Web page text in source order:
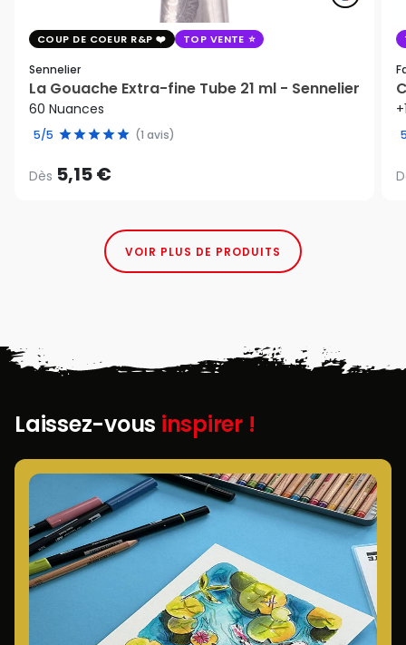
COUP DE COEUR R&P TOP VENTE
Sennelier
La Gouache Extra-fine Tube 21 ml - Sennelier
60 Nuances
5/5 (1 avis)
Dès 5,15 €
VOIR PLUS DE PRODUITS
Laissez-vous inspirer !